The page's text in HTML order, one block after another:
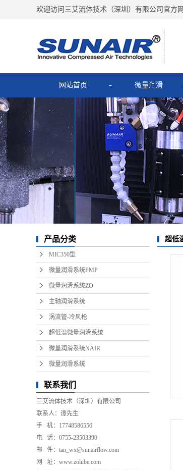
欢迎访问三艾流体技术（深圳）有限公司官方网
网站首页 微量润滑
产品分类
MIC350型
微量润滑系统PMP
微量润滑系统ZO
主轴润滑系统
涡流管-冷风枪
超低温微量润滑系统
微量润滑系统NAIR
微量润滑系统
联系我们
三艾流体技术（深圳）有限公司
联系人：谭先生
手 机：17748586556
电 话：0755-23503390
邮 件：tan_wx@sunairflow.com
网 址：www.zolube.com
超低